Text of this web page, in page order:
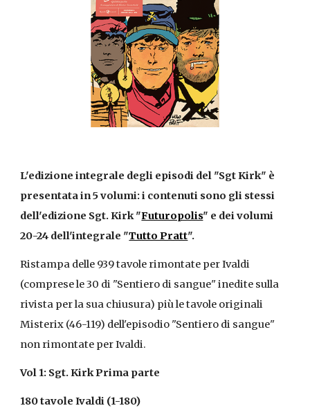
L'edizione integrale degli episodi del "Sgt Kirk" è
presentata in 5 volumi: i contenuti sono gli stessi
dell'edizione Sgt. Kirk "Futuropolis" e dei volumi
20-24 dell'integrale "Tutto Pratt".
Ristampa delle 939 tavole rimontate per Ivaldi
(comprese le 30 di "Sentiero di sangue" inedite sulla
rivista per la sua chiusura) più le tavole originali
Misterix (46-119) dell'episodio "Sentiero di sangue"
non rimontate per Ivaldi.
Vol 1: Sgt. Kirk Prima parte
180 tavole Ivaldi (1-180)